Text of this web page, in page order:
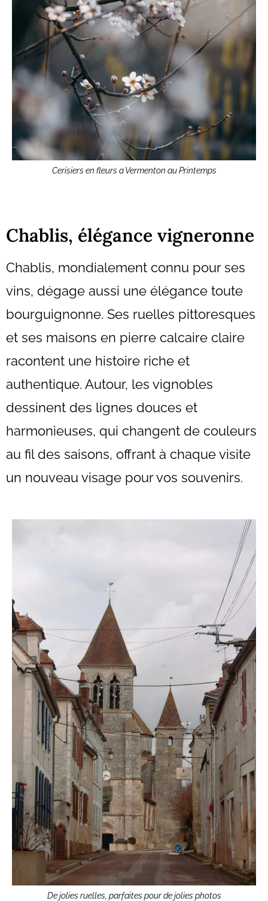
Cerisiers en fleurs a Vermenton au Printemps
Chablis, élégance vigneronne
Chablis, mondialement connu pour ses
vins, dégage aussi une élégance toute
bourguignonne. Ses ruelles pittoresques
et ses maisons en pierre calcaire claire
racontent une histoire riche et
authentique. Autour, les vignobles
dessinent des lignes douces et
harmonieuses, qui changent de couleurs
au fil des saisons, offrant à chaque visite
un nouveau visage pour vos souvenirs.
De jolies ruelles, parfaites pour de jolies photos